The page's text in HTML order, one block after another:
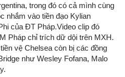
trong đó có cả mình cùng
nhắm vào tiền đạo Kylian
của ĐT Pháp.Video clip đó
Pháp chỉ trích dữ dội trên MXH.
vệ Chelsea còn bị các đồng
như Wesley Fofana, Malo